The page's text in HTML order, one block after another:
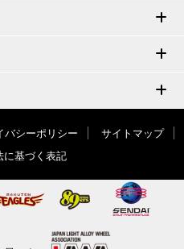
バシーポリシー
サイトマップ
に基づく表記